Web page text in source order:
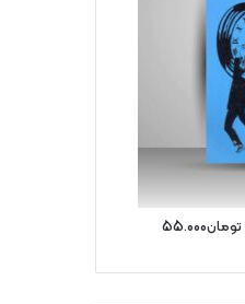
تومان55.000